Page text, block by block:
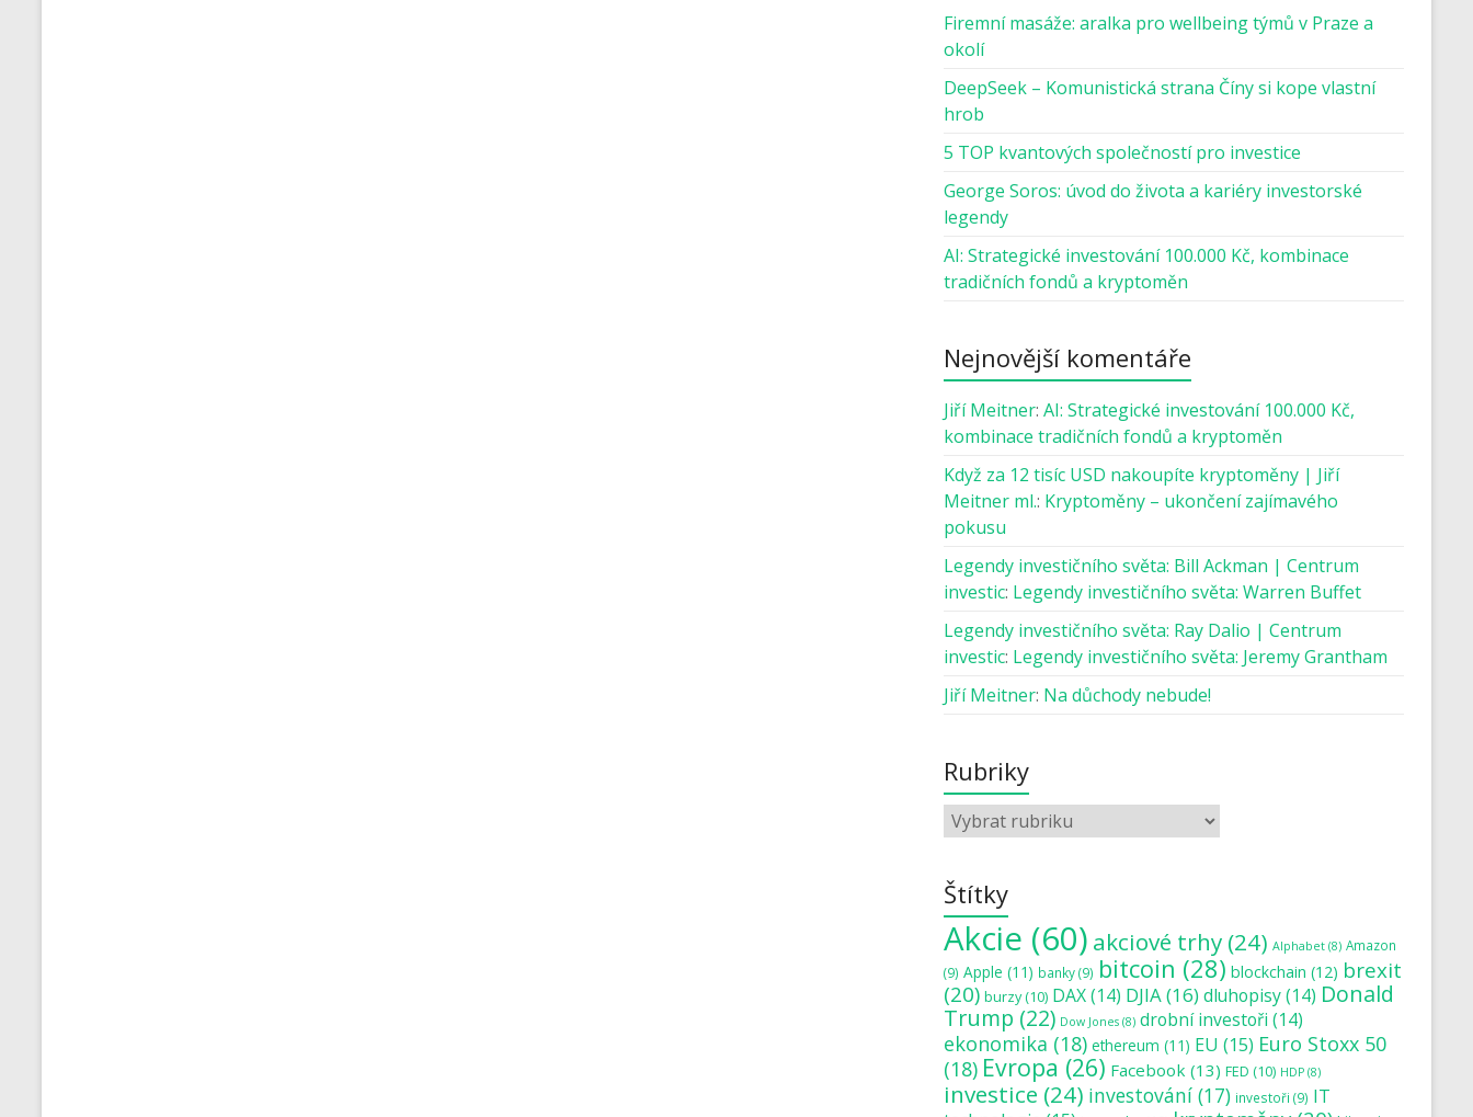
Firemní masáže: aralka pro wellbeing týmů v Praze a
okolí
DeepSeek – Komunistická strana Číny si kope vlastní
hrob
5 TOP kvantových společností pro investice
George Soros: úvod do života a kariéry investorské
legendy
AI: Strategické investování 100.000 Kč, kombinace
tradičních fondů a kryptoměn
Nejnovější komentáře
Jiří Meitner: AI: Strategické investování 100.000 Kč,
kombinace tradičních fondů a kryptoměn
Když za 12 tisíc USD nakoupíte kryptoměny | Jiří
Meitner ml.: Kryptoměny – ukončení zajímavého
pokusu
Legendy investičního světa: Bill Ackman | Centrum
investic: Legendy investičního světa: Warren Buffet
Legendy investičního světa: Ray Dalio | Centrum
investic: Legendy investičního světa: Jeremy Grantham
Jiří Meitner: Na důchody nebude!
Rubriky
Štítky
Akcie (60) akciové trhy (24) Alphabet (8) Amazon
(9) Apple (11) banky(9) bitcoin (28) blockchain (12) brexit
(20) burzy(10) DAX(14) DJIA(16)dluhopisy(14) Donald
Trump (22) Dow Jones (8) drobní investoři (14)
ekonomika (18) ethereum (11) EU (15) Euro Stoxx 50
(18) Evropa (26) Facebook (13) FED (10) HDP (8)
investice (24) investování (17) investoři (9) IT